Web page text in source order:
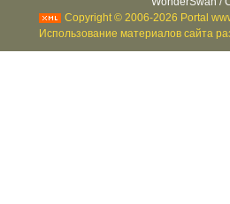
Copyright © 2006-2026 Portal
Использование материалов сайта